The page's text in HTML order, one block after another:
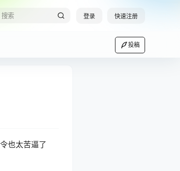
登录 快速注册
投稿
也太苦逼了